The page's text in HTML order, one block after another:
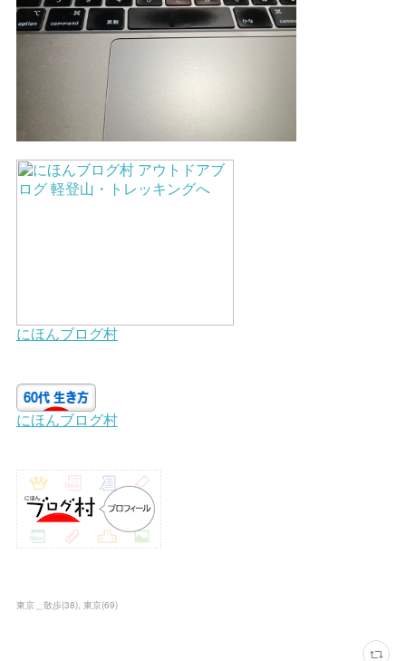
東京＿散歩(38) 東京(69)